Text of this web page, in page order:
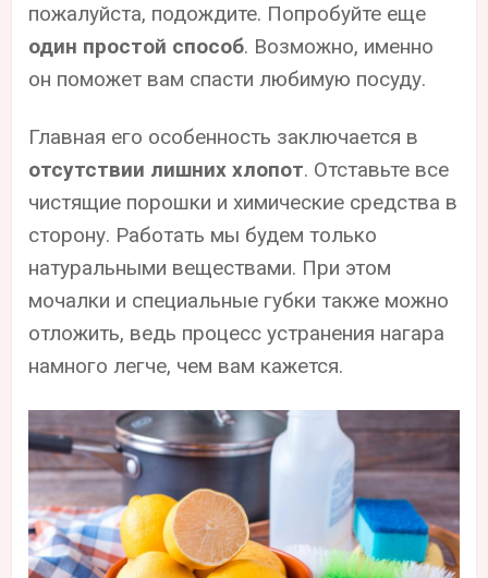
пожалуйста, подождите. Попробуйте еще
один простой способ. Возможно, именно
он поможет вам спасти любимую посуду.
Главная его особенность заключается в
отсутствии лишних хлопот. Отставьте все
чистящие порошки и химические средства в
сторону. Работать мы будем только
натуральными веществами. При этом
мочалки и специальные губки также можно
отложить, ведь процесс устранения нагара
намного легче, чем вам кажется.